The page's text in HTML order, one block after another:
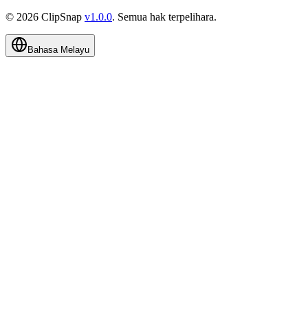
© 2026 ClipSnap v1.0.0. Semua hak terpelihara.
Bahasa Melayu